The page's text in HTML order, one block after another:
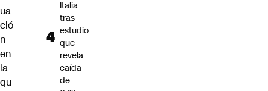
ua
ció
n
en
la
qu
Italia
tras
estudio
que
revela
caída
de